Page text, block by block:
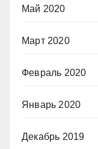
Май 2020
Март 2020
Февраль 2020
Январь 2020
Декабрь 2019